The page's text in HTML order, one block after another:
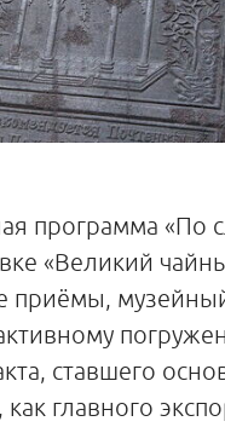
программа «По
«Великий
приёмы,
ставшего
главного